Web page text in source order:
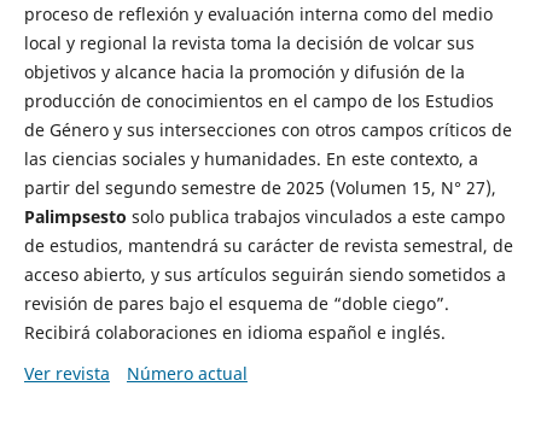
proceso de reflexión y evaluación interna como del medio
local y regional la revista toma la decisión de volcar sus
objetivos y alcance hacia la promoción y difusión de la
producción de conocimientos en el campo de los Estudios
de Género y sus intersecciones con otros campos críticos de
las ciencias sociales y humanidades. En este contexto, a
partir del segundo semestre de 2025 (Volumen 15, N° 27),
Palimpsesto solo publica trabajos vinculados a este campo
de estudios, mantendrá su carácter de revista semestral, de
acceso abierto, y sus artículos seguirán siendo sometidos a
revisión de pares bajo el esquema de “doble ciego”.
Recibirá colaboraciones en idioma español e inglés.
Ver revista
Número actual